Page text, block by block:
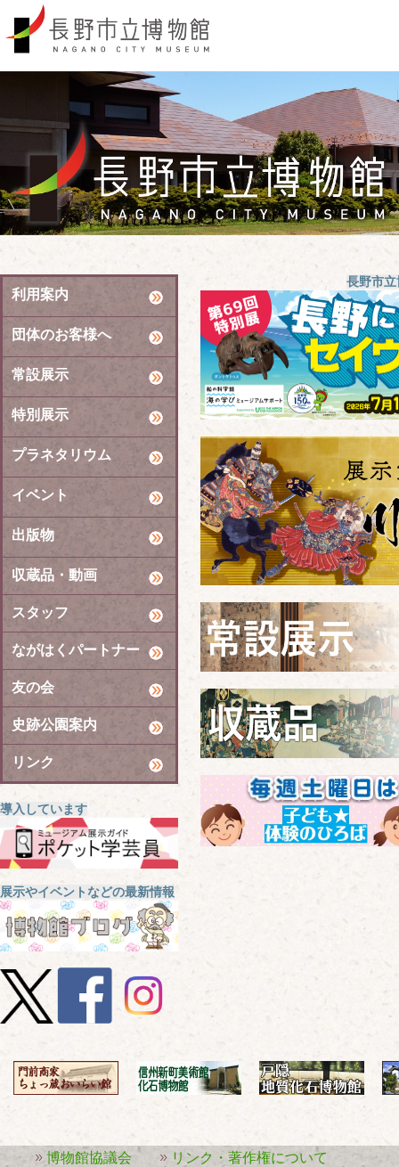
利用案内
団体のお客様へ
常設展示
特別展示
プラネタリウム
イベント
出版物
収蔵品・動画
スタッフ
ながはくパートナー
友の会
史跡公園案内
リンク
導入しています
展示やイベントなどの最新情報
長野市
博物館協議会 リンク・著作権について